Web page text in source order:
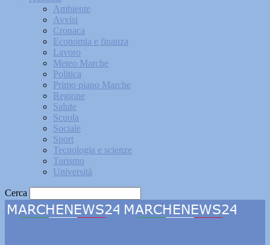
Ambiente
Avvisi
Cronaca
Economia e finanza
Lavoro
Meteo Marche
Politica
Primo piano Marche
Regione
Salute
Scuola
Sociale
Sport
Tecnologia e scienze
Turismo
Università
Cerca